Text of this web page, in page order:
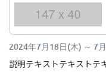
2024年7月18日(木) ～ 7
説明テキストテキストテ